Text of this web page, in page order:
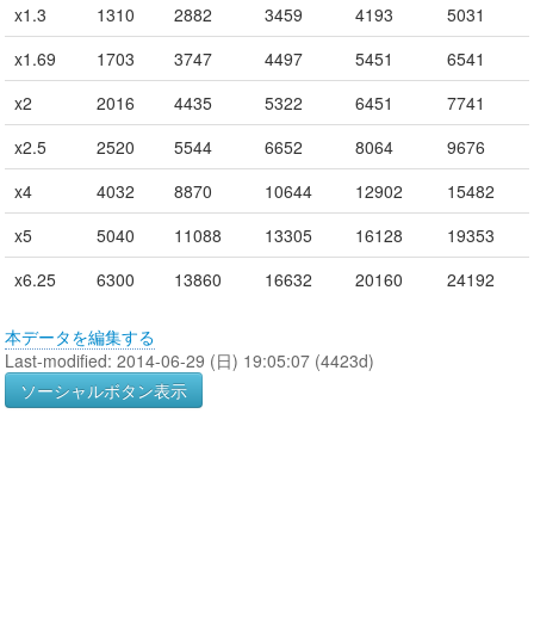
x1.3 1310 2882 3459 4193
5031
x1.69
1703 3747 4497 5451
6541
x2
2016 4435 5322 6451
7741
x2.5
2520 5544 6652 8064
9676
x4
4032 8870 10644 12902
15482
x5
5040 11088 13305 16128
19353
x6.25
6300 13860 16632 20160 24192
本データを編集する
Last-modified: 2014-06-29 (日) 19:05:07 (4423d)
ソーシャルボタン表示